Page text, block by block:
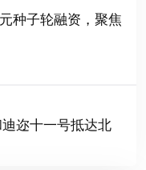
种子轮融资，聚焦
迩十一号抵达北